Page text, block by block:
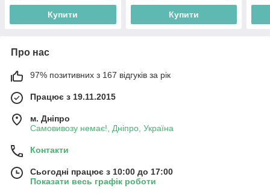
Купити Купити
Про нас
97% позитивних з 167 відгуків за рік
Працює з 19.11.2015
м. Дніпро
Самовивозу немає!, Дніпро, Україна
Контакти
Сьогодні працює з 10:00 до 17:00
Показати весь графік роботи